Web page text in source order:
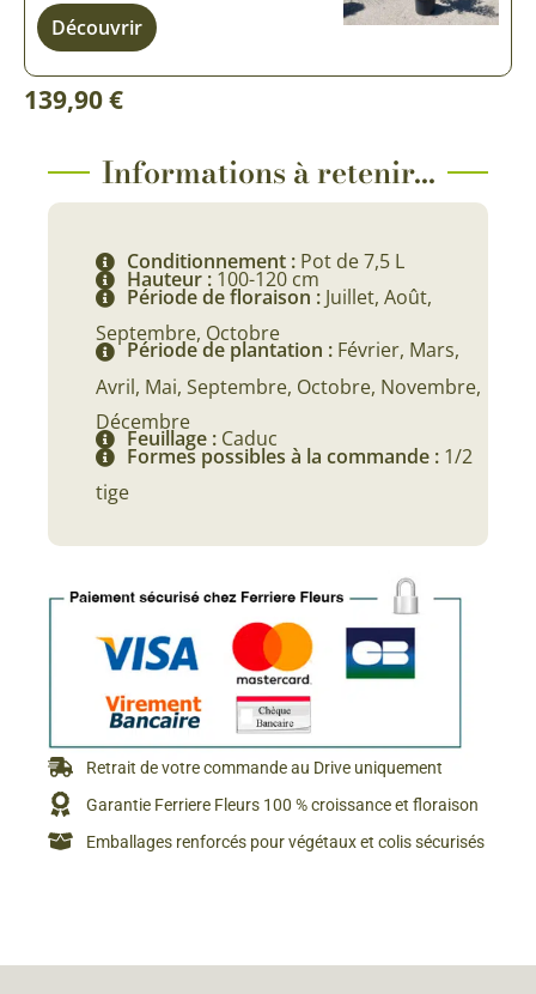
Découvrir
139,90€
Informations à retenir...
Conditionnement : Pot de 7,5 L
Hauteur : 100-120 cm
Période de floraison : Juillet, Août,
Septembre, Octobre
Période de plantation : Février, Mars,
Avril, Mai, Septembre, Octobre, Novembre,
Décembre
Feuillage : Caduc
Formes possibles à la commande : 1/2
tige
Retrait de votre commande au Drive uniquement
Garantie Ferriere Fleurs 100 % croissance et floraison
Emballages renforcés pour végétaux et colis sécurisés